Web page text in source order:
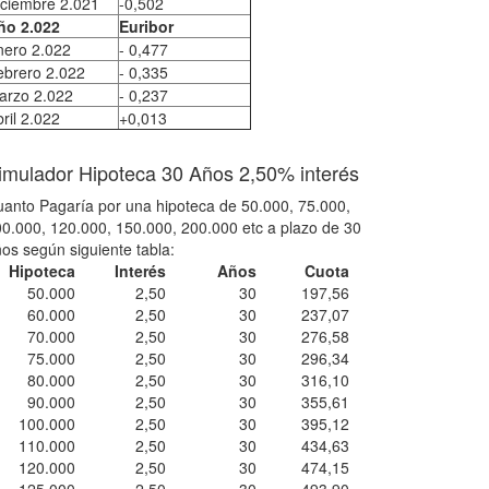
2.022
Euribor
2.022
- 0,477
2.022
- 0,335
2.022
- 0,237
2.022
+0,013
Hipoteca 30 Años 2,50% interés
Pagaría por una hipoteca de 50.000, 75.000,
120.000, 150.000, 200.000 etc a plazo de 30
según siguiente tabla:
Hipoteca
Interés Años
Cuota
50.000
2,50 30
197,56
60.000
2,50 30
237,07
70.000
2,50 30
276,58
75.000
2,50 30
296,34
80.000
2,50 30
316,10
90.000
2,50 30
355,61
100.000
2,50 30
395,12
110.000
2,50 30
434,63
120.000
2,50 30
474,15